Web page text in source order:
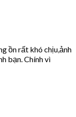
ồn rất khó chịu,ảnh
bạn. Chính vì